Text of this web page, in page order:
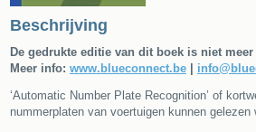
Beschrijving
De gedrukte editie van dit boek is niet
Meer info: www.blueconnect.be
‘Automatic Number Plate Recognition’ of
nummerplaten van voertuigen kunnen